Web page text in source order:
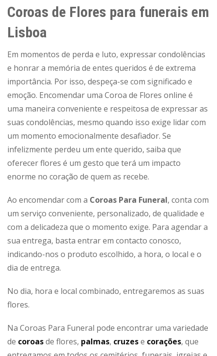
Coroas de Flores para funerais em
Lisboa
Em momentos de perda e luto, expressar condolências
e honrar a memória de entes queridos é de extrema
importância. Por isso, despeça-se com significado e
emoção. Encomendar uma Coroa de Flores online é
uma maneira conveniente e respeitosa de expressar as
suas condolências, mesmo quando isso exige lidar com
um momento emocionalmente desafiador. Se
infelizmente perdeu um ente querido, saiba que
oferecer flores é um gesto que terá um impacto
enorme no coração de quem as recebe.
Ao encomendar com a Coroas Para Funeral, conta com
um serviço conveniente, personalizado, de qualidade e
com a delicadeza que o momento exige. Para agendar a
sua entrega, basta entrar em contacto conosco,
indicando-nos o produto escolhido, a hora, o local e o
dia de entrega.
No dia, hora e local combinado, entregaremos as suas
flores.
Na Coroas Para Funeral pode encontrar uma variedade
de coroasde flores, palmas, cruzese corações, que